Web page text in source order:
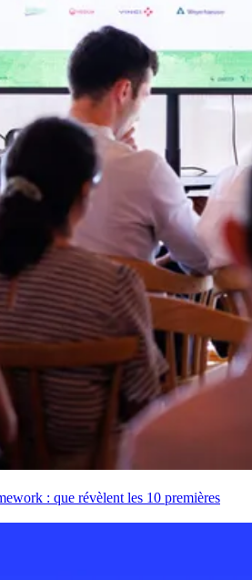
: que révèlent les 10 premières